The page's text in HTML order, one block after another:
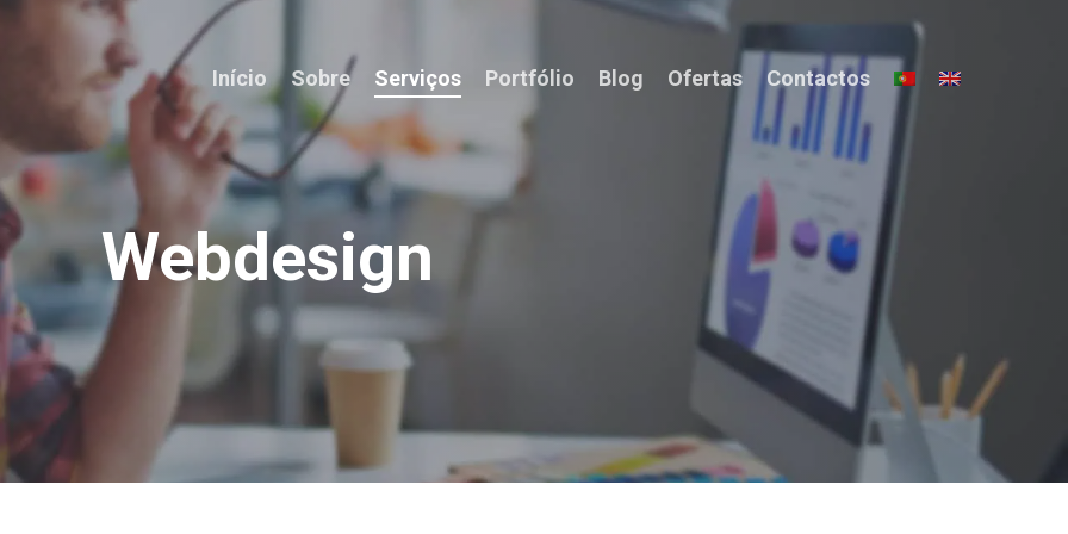
Início Sobre Serviços Portfólio Blog Ofertas Contactos
Webdesign